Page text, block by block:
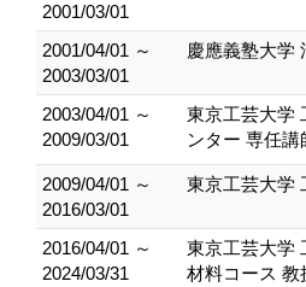
2001/03/01
2001/04/01 ～
2003/03/01
慶應義塾大学
2003/04/01 ～
2009/03/01
東京工芸大学
ンター 専任講
2009/04/01 ～
2016/03/01
東京工芸大学
2016/04/01 ～
2024/03/31
東京工芸大学
材料コース 教